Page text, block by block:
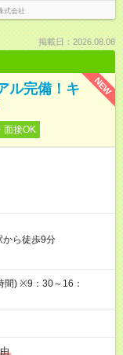
式会社
掲載日：2026.08.08
NEW
ル完備！キ
面接OK
から徒歩9分
) ※9：30～16：